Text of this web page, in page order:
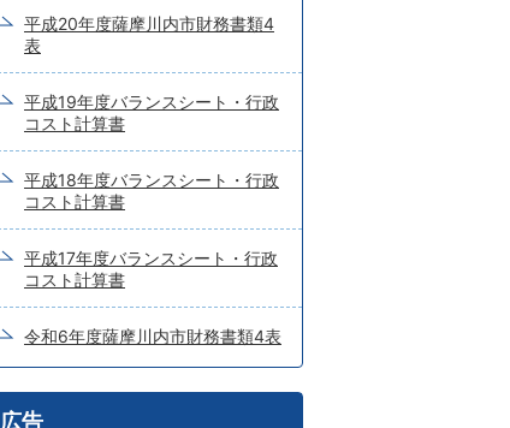
平成20年度薩摩川内市財務書類4
表
平成19年度バランスシート・行政
コスト計算書
平成18年度バランスシート・行政
コスト計算書
平成17年度バランスシート・行政
コスト計算書
令和6年度薩摩川内市財務書類4表
広告